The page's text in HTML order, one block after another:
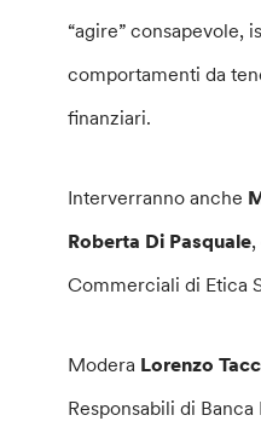
“agire” consapevole,
comportamenti da
finanziari.
Interverranno anche
Roberta Di Pasquale
Commerciali di Etica
Modera Lorenzo
Responsabili di Banca